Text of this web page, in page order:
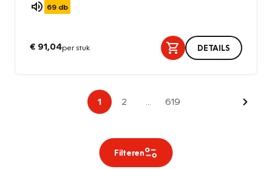
69 db
€ 91,04per stuk DETAILS
1 2 619
Filteren